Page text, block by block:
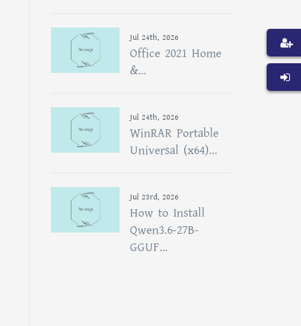
Jul 24th, 2026
Office 2021 Home
&...
Jul 24th, 2026
WinRAR Portable
Universal (x64)...
Jul 23rd, 2026
How to Install
Qwen3.6-27B-
GGUF...